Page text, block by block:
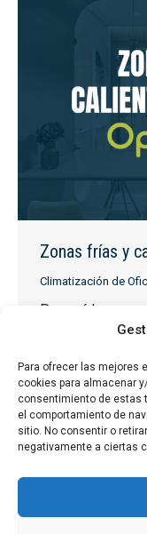
Para ofrecer las mejores
cookies para almacenar
consentimiento de estas
el comportamiento de
sitio. No consentir o
negativamente a ciertas
Zonas frías y
Climatización de
Por qué hay
cómo
aparición de
del mismo
sienten frío
climatización o